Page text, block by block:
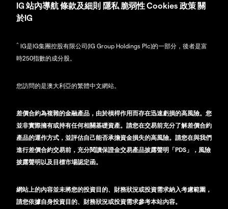
IG 站內導航條款及細則 隱私 脆弱性Cookies 政策 關
於IG
^ IG是IG集團控股有限公司(IG Group Holdings Plc)的一部分，後者是富
時250指數的成分股。
您訪問的是澳大利亞的繁體中文網站。
差價合約為複雜的金融產品，由於槓桿作用而存在迅速虧損的高風險。您
並非實際擁有或持有任何相關基礎資產。請您在交易前充分了解差價合約
產品的運作方式，並評估自己能否承擔資金損失的高風險。請您在與我們
進行差價合約交易前，充分閱讀保證金交易產品披露聲明「PDS」，風險
披露聲明以及目標市場認定函。
網站上的內容並未將您的投資目的、財務狀況或投資需求納入考慮範圍，
請您依據自身投資目的、財務狀況或投資需求參考本站內容。